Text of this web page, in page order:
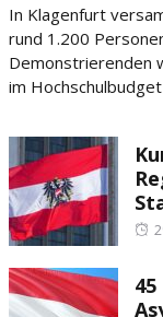
In Klagenfurt
rund 1.200
Demonstrierenden
im Hochschulbudget